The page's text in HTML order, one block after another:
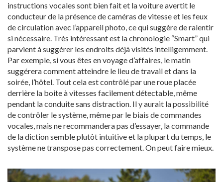
instructions vocales sont bien fait et la voiture avertit le
conducteur de la présence de caméras de vitesse et les feux
de circulation avec l’appareil photo, ce qui suggère de ralentir
si nécessaire. Très intéressant est la chronologie “Smart” qui
parvient à suggérer les endroits déjà visités intelligemment.
Par exemple, si vous êtes en voyage d’affaires, le matin
suggérera comment atteindre le lieu de travail et dans la
soirée, l’hôtel. Tout cela est contrôlé par une roue placée
derrière la boite à vitesses facilement détectable, même
pendant la conduite sans distraction. Il y aurait la possibilité
de contrôler le système, même par le biais de commandes
vocales, mais ne recommandera pas d’essayer, la commande
de la diction semble plutôt intuitive et la plupart du temps, le
système ne transpose pas correctement. On peut faire mieux.